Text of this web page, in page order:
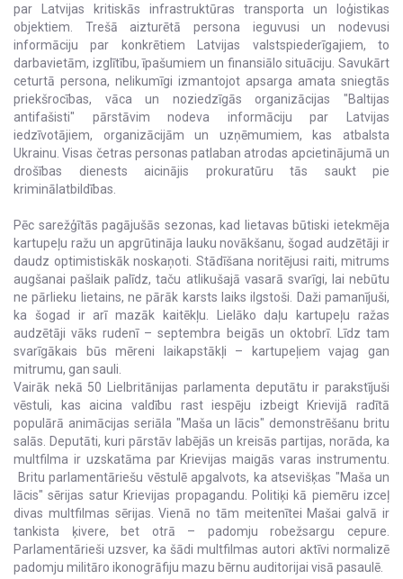
par Latvijas kritiskās infrastruktūras transporta un loģistikas
objektiem. Trešā aizturētā persona ieguvusi un nodevusi
informāciju par konkrētiem Latvijas valstspiederīgajiem, to
darbavietām, izglītību, īpašumiem un finansiālo situāciju. Savukārt
ceturtā persona, nelikumīgi izmantojot apsarga amata sniegtās
priekšrocības, vāca un noziedzīgās organizācijas "Baltijas
antifašisti" pārstāvim nodeva informāciju par Latvijas
iedzīvotājiem, organizācijām un uzņēmumiem, kas atbalsta
Ukrainu. Visas četras personas patlaban atrodas apcietinājumā un
drošības dienests aicinājis prokuratūru tās saukt pie
kriminālatbildības.
Pēc sarežģītās pagājušās sezonas, kad lietavas būtiski ietekmēja
kartupeļu ražu un apgrūtināja lauku novākšanu, šogad audzētāji ir
daudz optimistiskāk noskaņoti. Stādīšana noritējusi raiti, mitrums
augšanai pašlaik palīdz, taču atlikušajā vasarā svarīgi, lai nebūtu
ne pārlieku lietains, ne pārāk karsts laiks ilgstoši. Daži pamanījuši,
ka šogad ir arī mazāk kaitēkļu. Lielāko daļu kartupeļu ražas
audzētāji vāks rudenī – septembra beigās un oktobrī. Līdz tam
svarīgākais būs mēreni laikapstākļi – kartupeļiem vajag gan
mitrumu, gan sauli.
Vairāk nekā 50 Lielbritānijas parlamenta deputātu ir parakstījuši
vēstuli, kas aicina valdību rast iespēju izbeigt Krievijā radītā
populārā animācijas seriāla "Maša un lācis" demonstrēšanu britu
salās. Deputāti, kuri pārstāv labējās un kreisās partijas, norāda, ka
multfilma ir uzskatāma par Krievijas maigās varas instrumentu.
Britu parlamentāriešu vēstulē apgalvots, ka atsevišķas "Maša un
lācis" sērijas satur Krievijas propagandu. Politiķi kā piemēru izceļ
divas multfilmas sērijas. Vienā no tām meitenītei Mašai galvā ir
tankista ķivere, bet otrā – padomju robežsargu cepure.
Parlamentārieši uzsver, ka šādi multfilmas autori aktīvi normalizē
padomju militāro ikonogrāfiju mazu bērnu auditorijai visā pasaulē.